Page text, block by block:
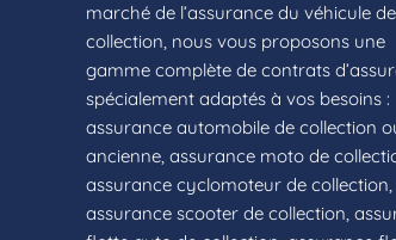
marché de l’assurance du véhicule de
collection, nous vous proposons une
gamme complète de contrats
spécialement adaptés à vos besoins :
assurance automobile de collection
ancienne, assurance moto de
assurance cyclomoteur de collection,
assurance scooter de collection,